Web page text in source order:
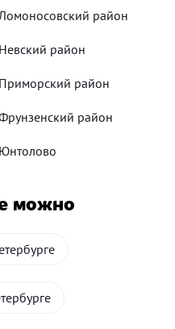
район
Невский район
Приморский район
район
Юнтолово
можно